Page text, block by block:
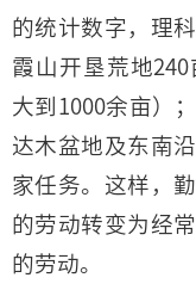
的统计数字，理
霞山开垦荒地
大到1000余亩）
达木盆地及东南
家任务。这样，
的劳动转变为经
的劳动。